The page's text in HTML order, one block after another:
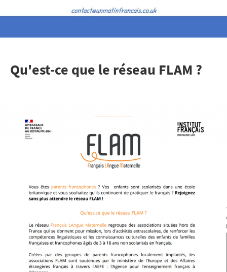
Qu'est-ce que le réseau FLAM ?